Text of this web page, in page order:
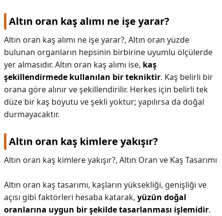
Altın oran kaş alımı ne işe yarar?
Altın oran kaş alımı ne işe yarar?, Altın oran yüzde
bulunan organların hepsinin birbirine uyumlu ölçülerde
yer almasıdır. Altın oran kaş alımı ise, kaş
şekillendirmede kullanılan bir tekniktir. Kaş belirli bir
orana göre alınır ve şekillendirilir. Herkes için belirli tek
düze bir kaş boyutu ve şekli yoktur; yapılırsa da doğal
durmayacaktır.
Altın oran kaş kimlere yakışır?
Altın oran kaş kimlere yakışır?, Altın Oran ve Kaş Tasarımı
Altın oran kaş tasarımı, kaşların yüksekliği, genişliği ve
açısı gibi faktörleri hesaba katarak, yüzün doğal
oranlarına uygun bir şekilde tasarlanması işlemidir.